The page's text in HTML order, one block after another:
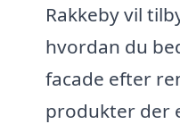
Rakkeby vil
hvordan du
facade efter
produkter der